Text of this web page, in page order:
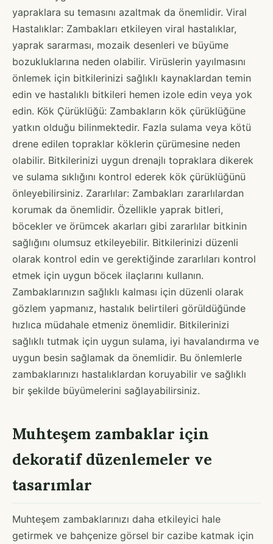
yapraklara su temasını azaltmak da önemlidir. Viral
Hastalıklar: Zambakları etkileyen viral hastalıklar,
yaprak sararması, mozaik desenleri ve büyüme
bozukluklarına neden olabilir. Virüslerin yayılmasını
önlemek için bitkilerinizi sağlıklı kaynaklardan temin
edin ve hastalıklı bitkileri hemen izole edin veya yok
edin. Kök Çürüklüğü: Zambakların kök çürüklüğüne
yatkın olduğu bilinmektedir. Fazla sulama veya kötü
drene edilen topraklar köklerin çürümesine neden
olabilir. Bitkilerinizi uygun drenajlı topraklara dikerek
ve sulama sıklığını kontrol ederek kök çürüklüğünü
önleyebilirsiniz. Zararlılar: Zambakları zararlılardan
korumak da önemlidir. Özellikle yaprak bitleri,
böcekler ve örümcek akarları gibi zararlılar bitkinin
sağlığını olumsuz etkileyebilir. Bitkilerinizi düzenli
olarak kontrol edin ve gerektiğinde zararlıları kontrol
etmek için uygun böcek ilaçlarını kullanın.
Zambaklarınızın sağlıklı kalması için düzenli olarak
gözlem yapmanız, hastalık belirtileri görüldüğünde
hızlıca müdahale etmeniz önemlidir. Bitkilerinizi
sağlıklı tutmak için uygun sulama, iyi havalandırma ve
uygun besin sağlamak da önemlidir. Bu önlemlerle
zambaklarınızı hastalıklardan koruyabilir ve sağlıklı
bir şekilde büyümelerini sağlayabilirsiniz.
Muhteşem zambaklar için
dekoratif düzenlemeler ve
tasarımlar
Muhteşem zambaklarınızı daha etkileyici hale
getirmek ve bahçenize görsel bir cazibe katmak için